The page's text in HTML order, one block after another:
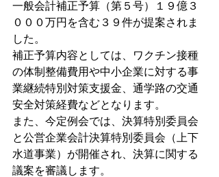
一般会計補正予算（第５号）１９億３
０００万円を含む３９件が提案されま
した。
補正予算内容としては、ワクチン接種
の体制整備費用や中小企業に対する事
業継続特別対策支援金、通学路の交通
安全対策経費などとなります。
また、今定例会では、決算特別委員会
と公営企業会計決算特別委員会（上下
水道事業）が開催され、決算に関する
議案を審議します。